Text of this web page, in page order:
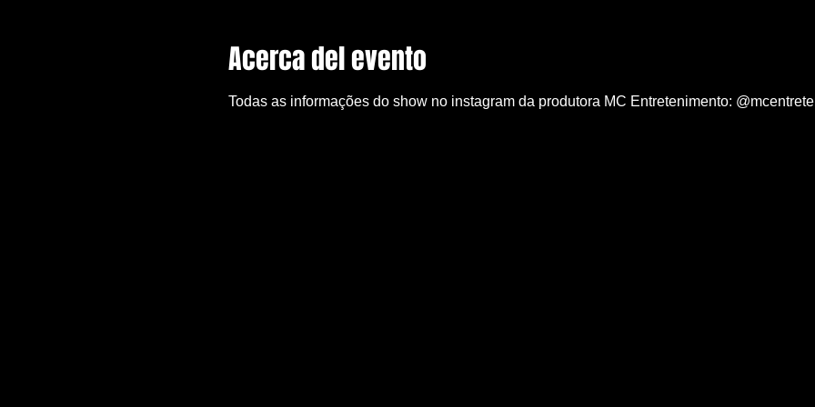
Acerca del evento
Todas as informações do show no instagram da produtora MC Entretenimento: